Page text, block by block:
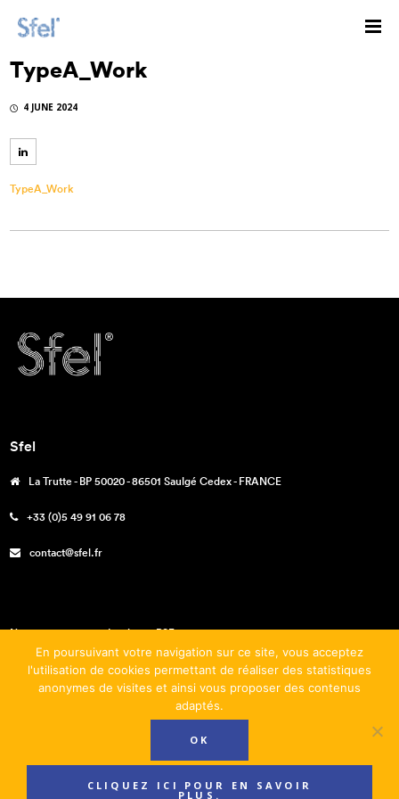
TypeA_Work
4 JUNE 2024
TypeA_Work
Sfel
La Trutte - BP 50020 - 86501 Saulgé Cedex - FRANCE
+33 (0)5 49 91 06 78
contact@sfel.fr
Nos engagements – La charte RSE
Téléchargements
En poursuivant votre navigation sur ce site, vous acceptez
l'utilisation de cookies permettant de réaliser des statistiques
anonymes de visites et ainsi vous proposer des contenus
adaptés.
OK
CLIQUEZ ICI POUR EN SAVOIR
PLUS.